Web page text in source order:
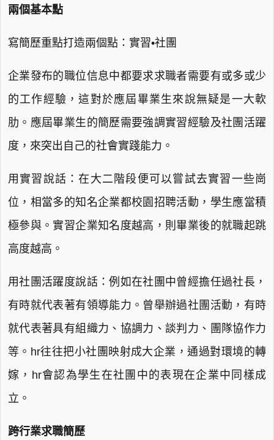
兩個基本點
寫簡歷重點打造兩個點：實習•社團
企業發布的職位信息中都要求求職者需要有或多或少
的工作經驗，這對於應屆畢業生來說無疑是一大軟
肋。應屆畢業生的簡歷需要強調實習經驗及社團活躍
度，來突出自己的社會實踐能力。
用實習說話：在大二階段便可以嘗試去實習一些崗
位，相當多的知名企業都校園招聘活動，學生應當積
極參與。實習企業知名度越高，則畢業後的就職起跳
高度越高。
用社團活躍度說話：例如在社團中曾經擔任過社長，
有時就代表著有領導能力。曾舉辦過社團活動，有時
就代表著具有組織力、協調力、談判力、團隊協作力
等。hr往往把小社團映射成大企業，通過對環境的轉
嫁，hr會認為學生在社團中的表現在企業中同樣成
立。
跨行業求職簡歷